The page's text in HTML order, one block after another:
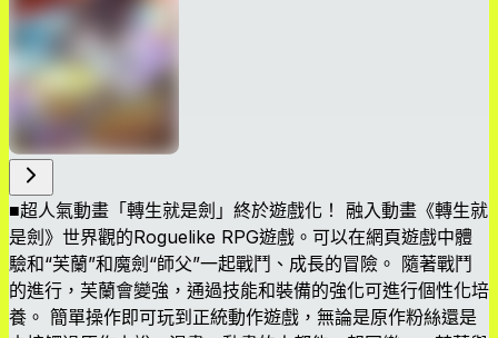
■超人氣動畫「轉生就是劍」終於遊戲化！ 融入動畫《轉生就
是劍》世界觀的Roguelike RPG遊戲。可以在網頁遊戲中體
驗和“芙蘭”和魔劍“師父”一起戰鬥、成長的冒險。 隨著戰鬥
的進行，芙蘭會變強，通過技能和裝備的強化可進行個性化培
養。 簡單操作即可玩到正統動作遊戲，無論是原作粉絲還是